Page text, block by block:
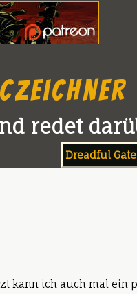
Dreadful
redet
kann ich auch mal ein